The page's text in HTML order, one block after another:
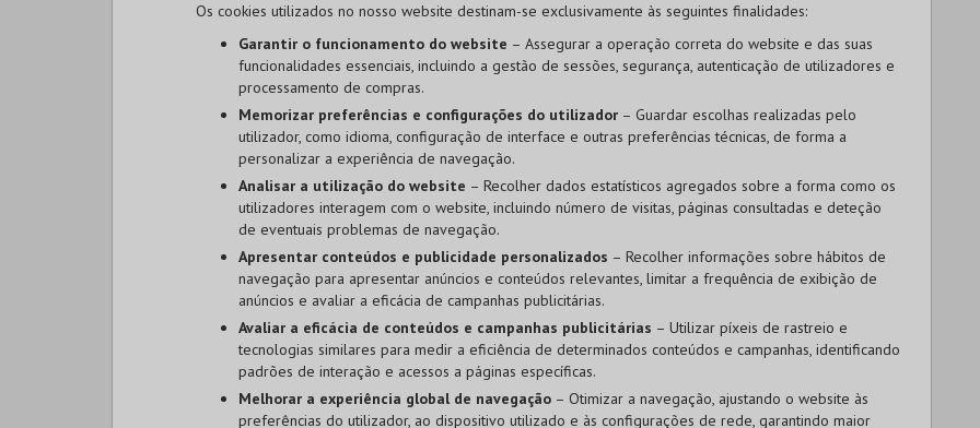
Os cookies utilizados no nosso website destinam-se exclusivamente às seguintes finalidades:
Garantir o funcionamento do website – Assegurar a operação correta do website e das suas
funcionalidades essenciais, incluindo a gestão de sessões, segurança, autenticação de utilizadores e
processamento de compras.
Memorizar preferências e configurações do utilizador– Guardar escolhas realizadas pelo
utilizador, como idioma, configuração de interface e outras preferências técnicas, de forma a
personalizar a experiência de navegação.
Analisar a utilização do website – Recolher dados estatísticos agregados sobre a forma como os
utilizadores interagem com o website, incluindo número de visitas, páginas consultadas e deteção
de eventuais problemas de navegação.
Apresentar conteúdos e publicidade personalizados – Recolher informações sobre hábitos de
navegação para apresentar anúncios e conteúdos relevantes, limitar a frequência de exibição de
anúncios e avaliar a eficácia de campanhas publicitárias.
Avaliar a eficácia de conteúdos e campanhas publicitárias – Utilizar píxeis de rastreio e
tecnologias similares para medir a eficiência de determinados conteúdos e campanhas, identificando
padrões de interação e acessos a páginas específicas.
Melhorar a experiência global de navegação– Otimizar a navegação, ajustando o website às
preferências do utilizador, ao dispositivo utilizado e às configurações de rede, garantindo maior